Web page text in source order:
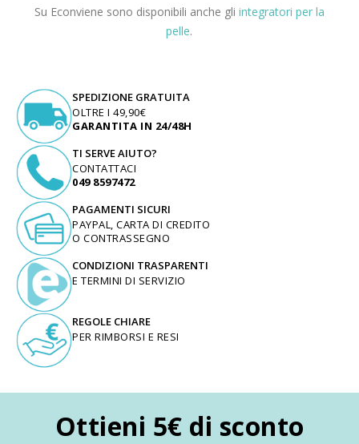
Su Econviene sono disponibili anche gli integratori per la
pelle.
SPEDIZIONE GRATUITA
OLTRE I 49,90€
GARANTITA IN 24/48H
TI SERVE AIUTO?
CONTATTACI
049 8597472
PAGAMENTI SICURI
PAYPAL, CARTA DI CREDITO
O CONTRASSEGNO
CONDIZIONI TRASPARENTI
E TERMINI DI SERVIZIO
REGOLE CHIARE
PER RIMBORSI E RESI
Ottieni 5€ di sconto